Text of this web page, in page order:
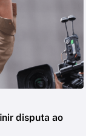
disputa ao